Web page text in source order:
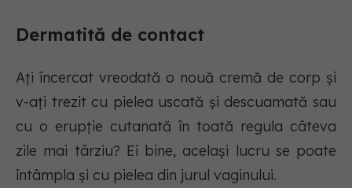
Dermatită de contact
Ați încercat vreodată o nouă cremă de corp și
v-ați trezit cu pielea uscată și descuamată sau
cu o erupție cutanată în toată regula câteva
zile mai târziu? Ei bine, același lucru se poate
întâmpla și cu pielea din jurul vaginului.